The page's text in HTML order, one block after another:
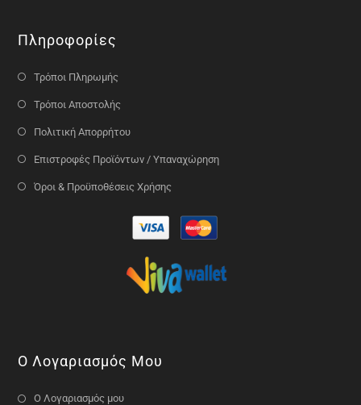
Πληροφορίες
Τρόποι Πληρωμής
Τρόποι Αποστολής
Πολιτική Απορρήτου
Επιστροφές Προϊόντων / Υπαναχώρηση
Όροι & Προϋποθέσεις Χρήσης
Ο Λογαριασμός Μου
Ο Λογαριασμός μου